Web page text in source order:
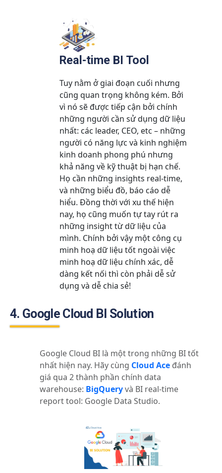
Real-time BI Tool
Tuy nằm ở giai đoạn cuối nhưng
cũng quan trọng không kém. Bởi
vì nó sẽ được tiếp cận bởi chính
những người cần sử dụng dữ liệu
nhất: các leader, CEO, etc – những
người có năng lực và kinh nghiệm
kinh doanh phong phú nhưng
khả năng về kỹ thuật bị hạn chế.
Họ cần những insights real-time,
và những biểu đồ, báo cáo dễ
hiểu. Đồng thời với xu thế hiện
nay, họ cũng muốn tự tay rút ra
những insight từ dữ liệu của
mình. Chính bởi vậy một công cụ
minh hoạ dữ liệu tốt ngoài việc
minh hoạ dữ liệu chính xác, dễ
dàng kết nối thì còn phải dễ sử
dụng và dễ chia sẻ!
4. Google Cloud BI Solution
Google Cloud BI là một trong những BI tốt
nhất hiện nay. Hãy cùng Cloud Ace đánh
giá qua 2 thành phần chính data
warehouse: BigQueryvà BI real-time
report tool: Google Data Studio.